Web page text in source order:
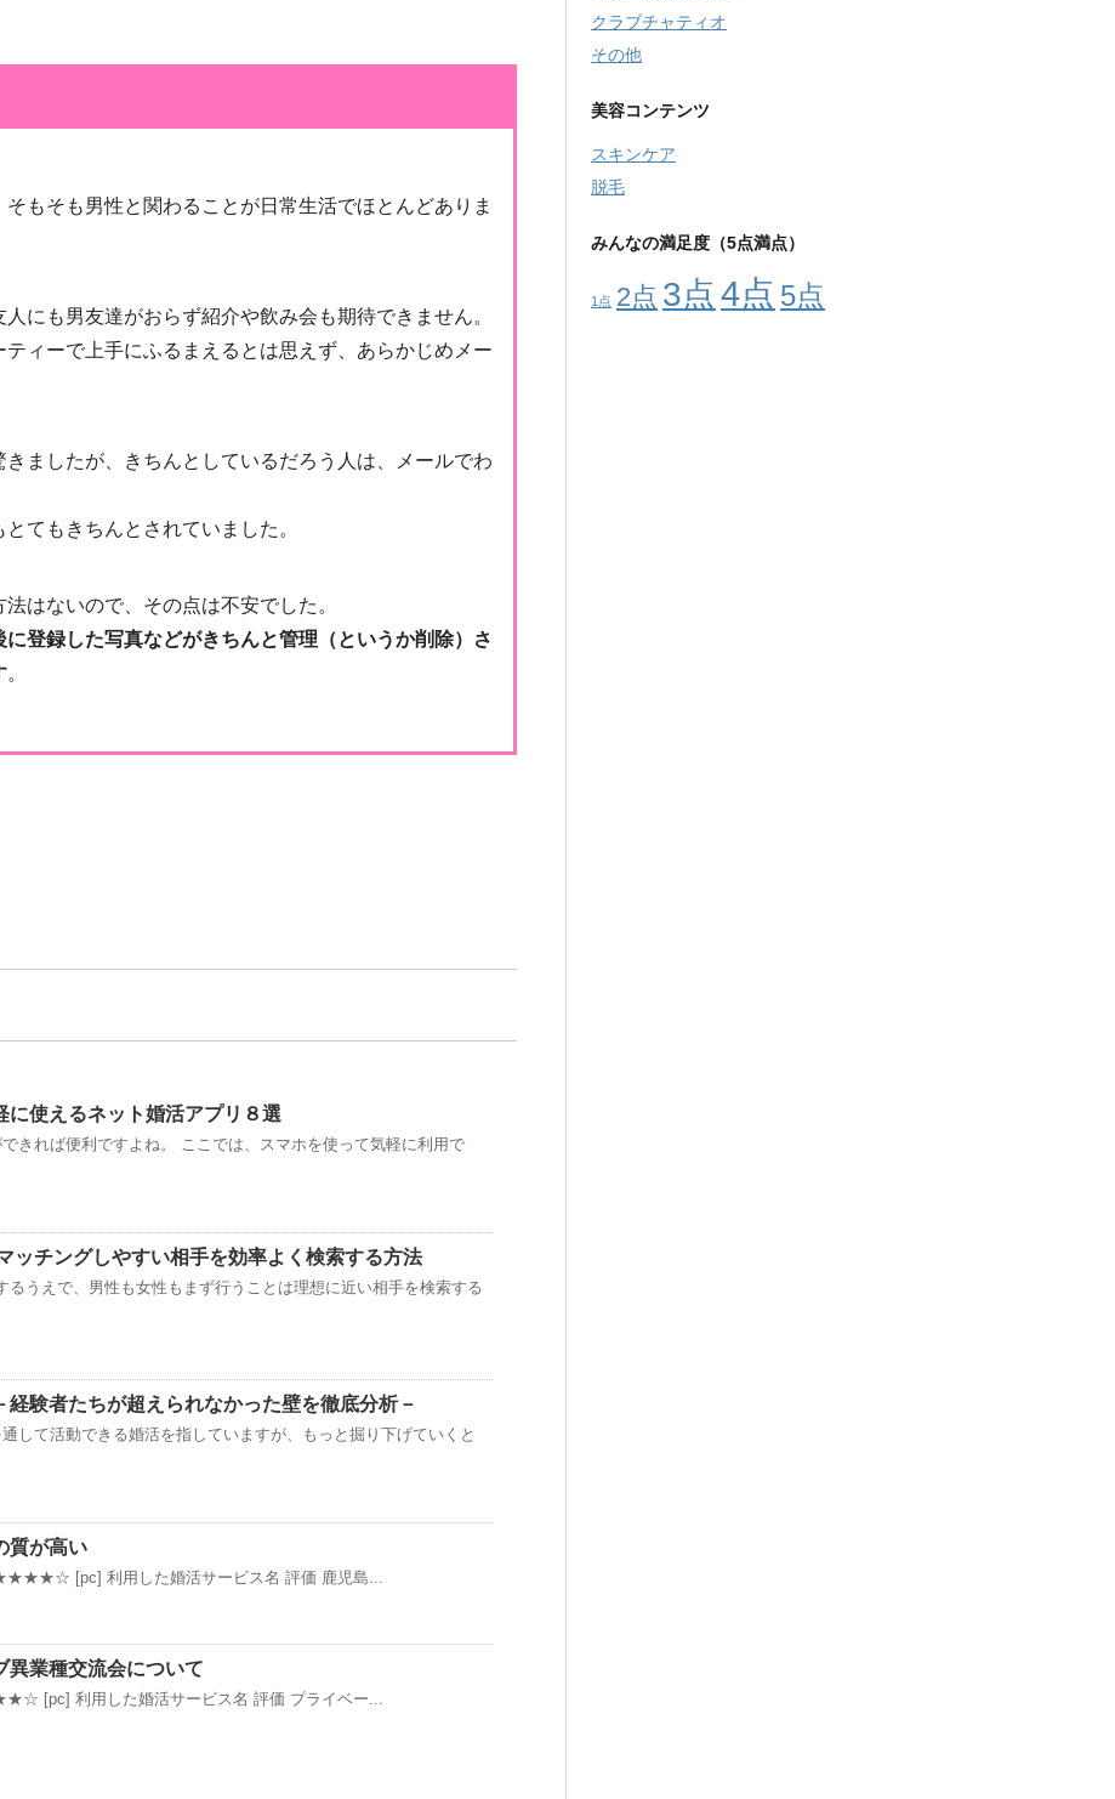
もそも男性と関わることが日常生活でほとんどありま
にも男友達がおらず紹介や飲み会も期待できません。
ィーで上手にふるまえるとは思えず、あらかじめメー
ましたが、きちんとしているだろう人は、メールでわ
てもきちんとされていました。
はないので、その点は不安でした。
登録した写真などがきちんと管理（というか削除）さ
。
に使えるネット婚活アプリ８選
きれば便利ですよね。 ここでは、スマホを使って気軽に利用で
ッチングしやすい相手を効率よく検索する方法
るうえで、男性も女性もまず行うことは理想に近い相手を検索する
験者たちが超えられなかった壁を徹底分析－
して活動できる婚活を指していますが、もっと掘り下げていくと
質が高い
[pc] 利用した婚活サービス名 評価 鹿児島...
異業種交流会について
[pc] 利用した婚活サービス名 評価 プライベー...
クラブチャティオ
その他
美容コンテンツ
スキンケア
脱毛
みんなの満足度（5点満点）
1点 2点 3点4点 5点